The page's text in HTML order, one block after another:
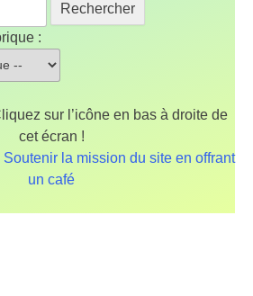
Rechercher
:
sur l’icône en bas à droite de
cet écran !
Soutenir la mission du site en offrant
un café